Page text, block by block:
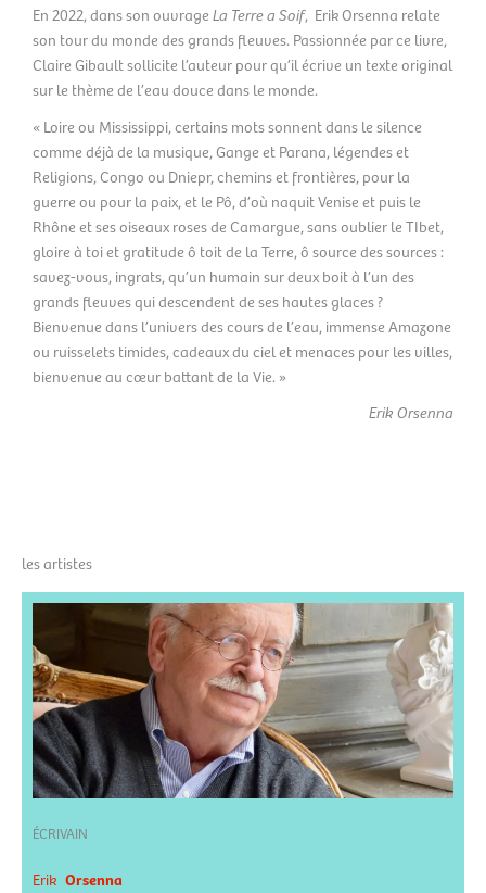
En 2022, dans son ouvrageLa Terre a Soif, Erik Orsenna relate
son tour du monde des grands fleuves. Passionnée par ce livre,
Claire Gibault sollicite l’auteur pour qu’il écrive un texte original
sur le thème de l’eau douce dans le monde.
« Loire ou Mississippi, certains mots sonnent dans le silence
comme déjà de la musique, Gange et Parana, légendes et
Religions, Congo ou Dniepr, chemins et frontières, pour la
guerre ou pour la paix, et le Pô, d’où naquit Venise et puis le
Rhône et ses oiseaux roses de Camargue, sans oublier le TIbet,
gloire à toi et gratitude ô toit de la Terre, ô source des sources :
savez-vous, ingrats, qu’un humain sur deux boit à l’un des
grands fleuves qui descendent de ses hautes glaces ?
Bienvenue dans l’univers des cours de l’eau, immense Amazone
ou ruisselets timides, cadeaux du ciel et menaces pour les villes,
bienvenue au cœur battant de la Vie. »
Erik Orsenna
les artistes
ÉCRIVAIN
Erik Orsenna